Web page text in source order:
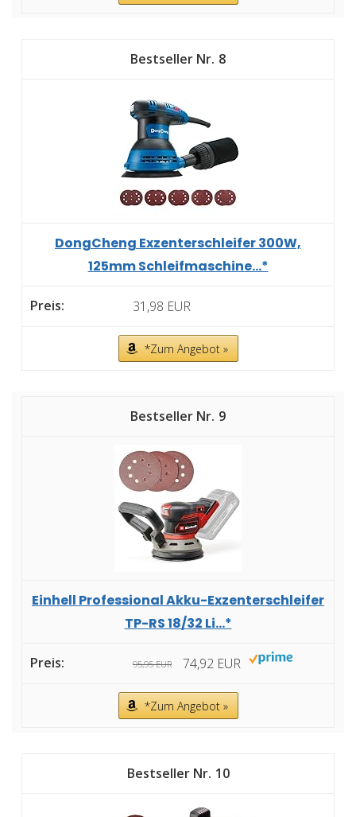
8
DongCheng Exzenterschleifer 300W,
125mm Schleifmaschine...*
31,98 EUR
*Zum Angebot »
9
Einhell Professional Akku-Exzenterschleifer
TP-RS 18/32 Li...*
95,95 EUR 74,92 EUR
*Zum Angebot »
10